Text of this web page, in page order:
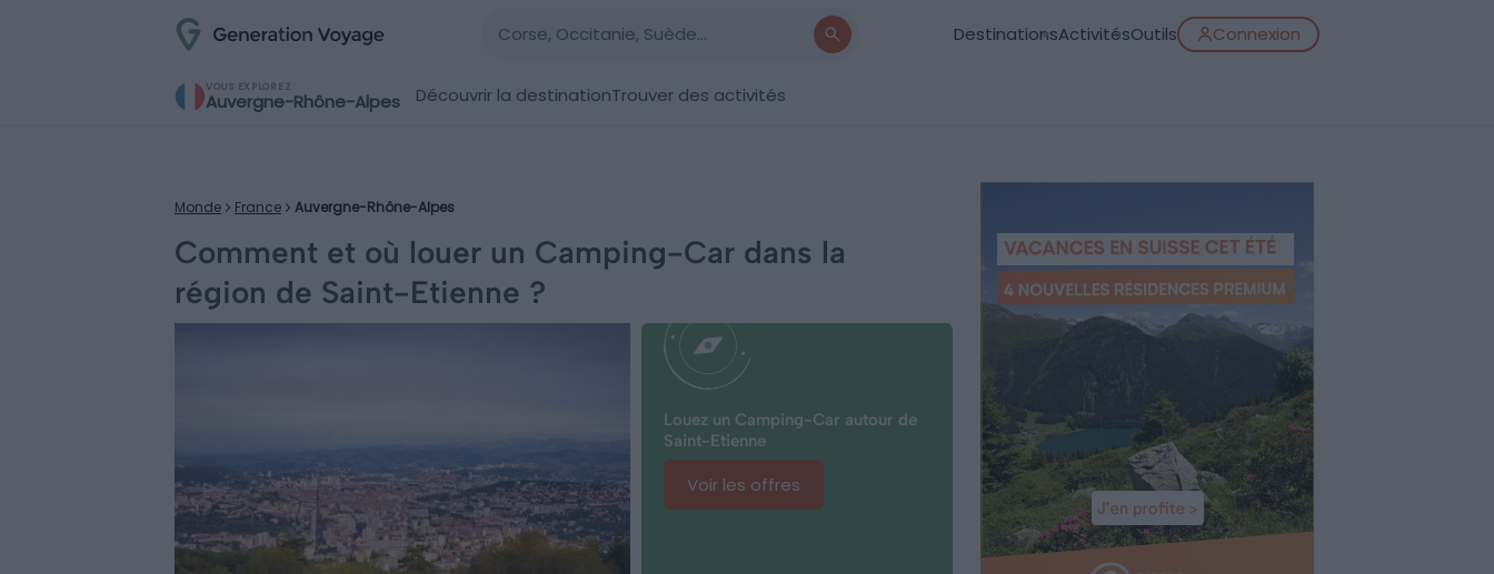
DestinationsActivitésOutils Connexion
VOUS EXPLOREZ
Auvergne-Rhône-Alpes Découvrir la destinationTrouver des activités
Monde France Auvergne-Rhône-Alpes
Comment et où louer un Camping-Car dans la
région de Saint-Etienne ?
Louez un Camping-Car autour de
Saint-Etienne
Voir les offres